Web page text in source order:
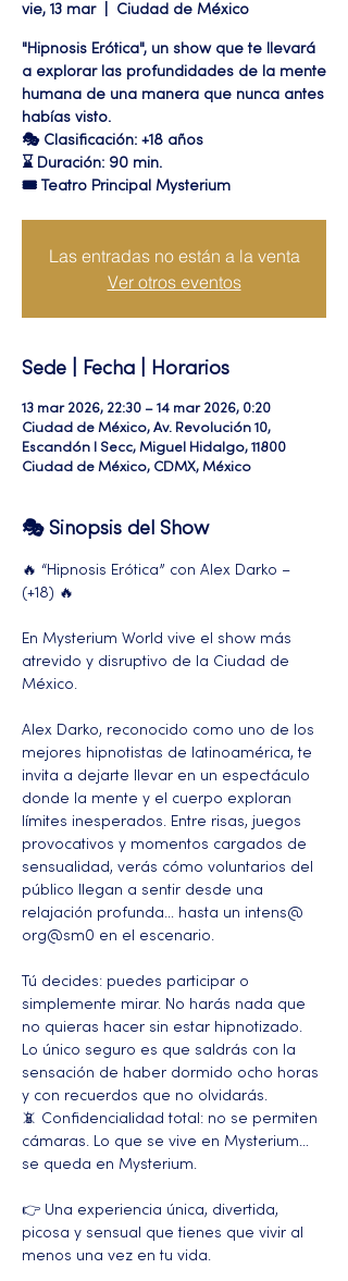
vie, 13 mar
  |
Ciudad de México
"Hipnosis Erótica", un show que te llevará
a explorar las profundidades de la mente
humana de una manera que nunca antes
habías visto.
🎭 Clasificación: +18 años
⌛ Duración: 90 min.
🎟 Teatro Principal Mysterium
Las entradas no están a la venta
Ver otros eventos
Sede | Fecha | Horarios
13 mar 2026, 22:30 – 14 mar 2026, 0:20
Ciudad de México, Av. Revolución 10,
Escandón I Secc, Miguel Hidalgo, 11800
Ciudad de México, CDMX, México
🎭 Sinopsis del Show
🔥 “Hipnosis Erótica” con Alex Darko –
(+18) 🔥
En Mysterium World vive el show más
atrevido y disruptivo de la Ciudad de
México.
Alex Darko, reconocido como uno de los
mejores hipnotistas de latinoamérica, te
invita a dejarte llevar en un espectáculo
donde la mente y el cuerpo exploran
límites inesperados. Entre risas, juegos
provocativos y momentos cargados de
sensualidad, verás cómo voluntarios del
público llegan a sentir desde una
relajación profunda… hasta un intens@
org@sm0 en el escenario.
Tú decides: puedes participar o
simplemente mirar. No harás nada que
no quieras hacer sin estar hipnotizado.
Lo único seguro es que saldrás con la
sensación de haber dormido ocho horas
y con recuerdos que no olvidarás.
📵 Confidencialidad total: no se permiten
cámaras. Lo que se vive en Mysterium…
se queda en Mysterium.
👉 Una experiencia única, divertida,
picosa y sensual que tienes que vivir al
menos una vez en tu vida.